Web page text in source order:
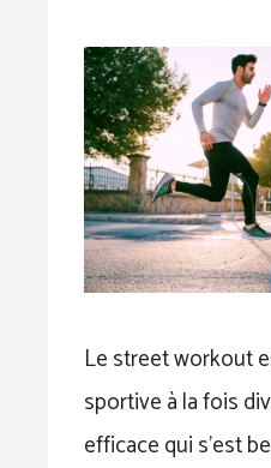
Le street workout
sportive à la fois
efficace qui s’est